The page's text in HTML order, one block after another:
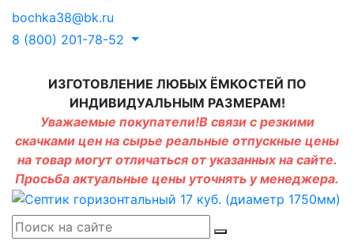
bochka38@bk.ru
8 (800) 201-78-52
ИЗГОТОВЛЕНИЕ ЛЮБЫХ ЁМКОСТЕЙ ПО
ИНДИВИДУАЛЬНЫМ РАЗМЕРАМ!
Уважаемые покупатели!В связи с резкими
скачками цен на сырье реальные отпускные цены
на товар могут отличаться от указанных на сайте.
Просьба актуальные цены уточнять у менеджера.